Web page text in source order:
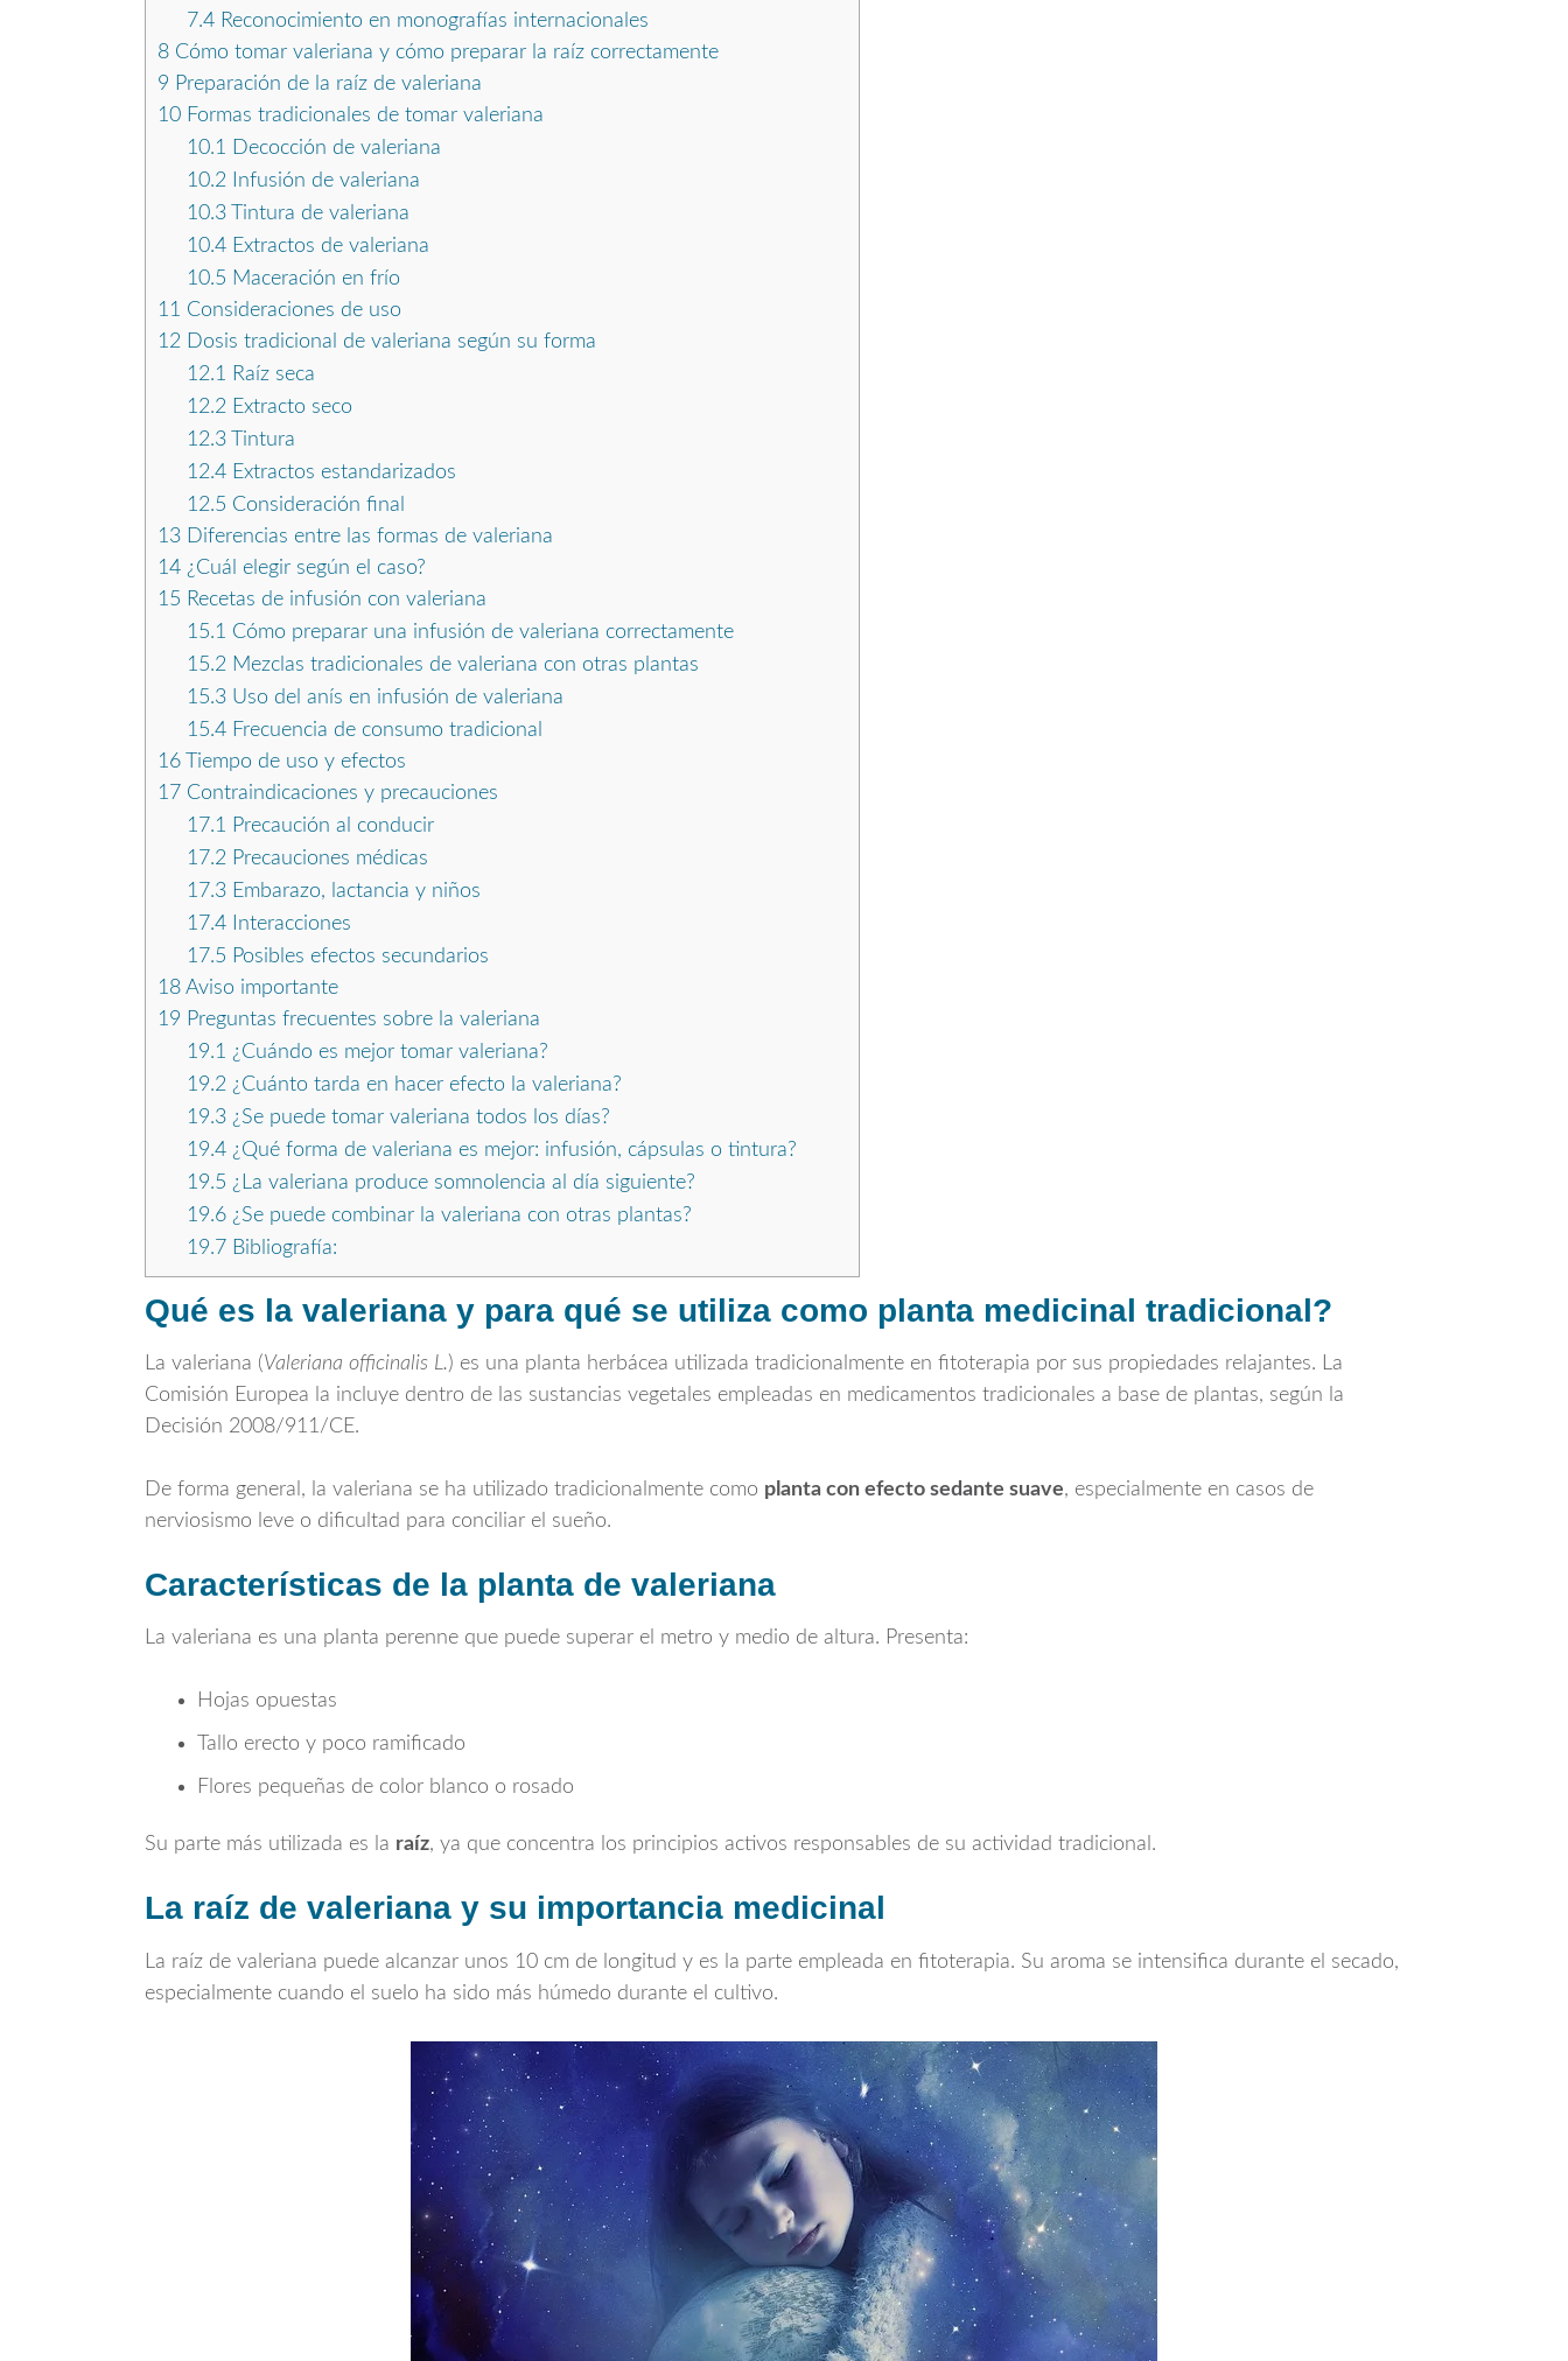
7.4Reconocimiento en monografías internacionales
8 Cómo tomar valeriana y cómo preparar la raíz correctamente
9 Preparación de la raíz de valeriana
10 Formas tradicionales de tomar valeriana
10.1
Decocción de valeriana
10.2 Infusión de valeriana
10.3Tintura de valeriana
10.4Extractos de valeriana
10.5 Maceración en frío
11 Consideraciones de uso
12 Dosis tradicional de valeriana según su forma
12.1
Raíz seca
12.2 Extracto seco
12.3Tintura
12.4Extractos estandarizados
12.5 Consideración final
13 Diferencias entre las formas de valeriana
14 ¿Cuál elegir según el caso?
15 Recetas de infusión con valeriana
15.1 Cómo preparar una infusión de valeriana correctamente
15.2 Mezclas tradicionales de valeriana con otras plantas
15.3Uso del anís en infusión de valeriana
15.4Frecuencia de consumo tradicional
16 Tiempo de uso y efectos
17 Contraindicaciones y precauciones
17.1
Precaución al conducir
17.2 Precauciones médicas
17.3Embarazo, lactancia y niños
17.4Interacciones
17.5 Posibles efectos secundarios
18 Aviso importante
19 Preguntas frecuentes sobre la valeriana
19.1 ¿Cuándo es mejor tomar valeriana?
19.2 ¿Cuánto tarda en hacer efecto la valeriana?
19.3¿Se puede tomar valeriana todos los días?
19.4¿Qué forma de valeriana es mejor: infusión, cápsulas o tintura?
19.5 ¿La valeriana produce somnolencia al día siguiente?
19.6¿Se puede combinar la valeriana con otras plantas?
19.7Bibliografía:
Qué es la valeriana y para qué se utiliza como planta medicinal tradicional?
La valeriana (Valeriana officinalis L.) es una planta herbácea utilizada tradicionalmente en fitoterapia por sus propiedades relajantes. La
Comisión Europea la incluye dentro de las sustancias vegetales empleadas en medicamentos tradicionales a base de plantas, según la
Decisión 2008/911/CE.
De forma general, la valeriana se ha utilizado tradicionalmente como planta con efecto sedante suave, especialmente en casos de
nerviosismo leve o dificultad para conciliar el sueño.
Características de la planta de valeriana
La valeriana es una planta perenne que puede superar el metro y medio de altura. Presenta:
Hojas opuestas
Tallo erecto y poco ramificado
Flores pequeñas de color blanco o rosado
Su parte más utilizada es la raíz, ya que concentra los principios activos responsables de su actividad tradicional.
La raíz de valeriana y su importancia medicinal
La raíz de valeriana puede alcanzar unos 10 cm de longitud y es la parte empleada en fitoterapia. Su aroma se intensifica durante el secado,
especialmente cuando el suelo ha sido más húmedo durante el cultivo.